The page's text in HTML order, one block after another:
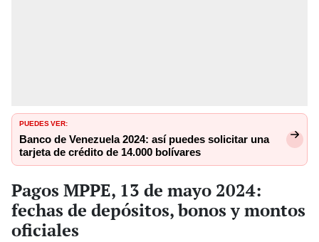
PUEDES VER:
Banco de Venezuela 2024: así puedes solicitar una
tarjeta de crédito de 14.000 bolívares
Pagos MPPE, 13 de mayo 2024:
fechas de depósitos, bonos y montos
oficiales